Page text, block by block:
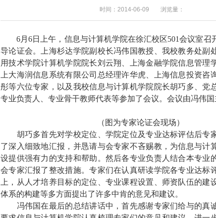
时间：2014-06-09 浏览量：
6月6日上午，信息与计算机学院在徐汇校区501会议室召
导论证会。上海杉达学院副校长冯伟国教授、我校教务处副
用技术学院计算机学院院长刘云翔、上海金融学院信息管理
上大海润信息系统有限公司总经理许华虎、上海信息投资咨
彤等六位专家，以及我校信息与计算机学院院长胡巧多、党
专业负责人、专业骨干教师代表等参加了会议。会议由冯伟国
（图为专家论证会现场）
胡巧多首先对学校定位、学院定位及专业达标评估后专
了深入细致地汇报，并恳请与会专家不吝赐教，为信息与计
设提供强有力的支持和帮助。然后各专业负责人结合本专业
会专家汇报了整改措施。专家们在认真研读学院各专业达标
上，从人才培养目标的定位、专业课程设置、师资队伍的建
体系的构建等多方面提出了许多中肯的意见和建议。
冯伟国在最后的总结讲话中，首先感谢专家们给与的真